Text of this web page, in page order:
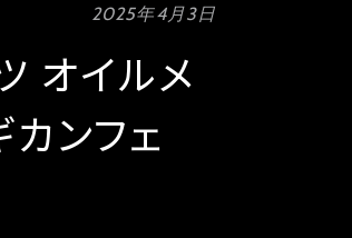
2025年4月3日
オイルメ
カンフェ